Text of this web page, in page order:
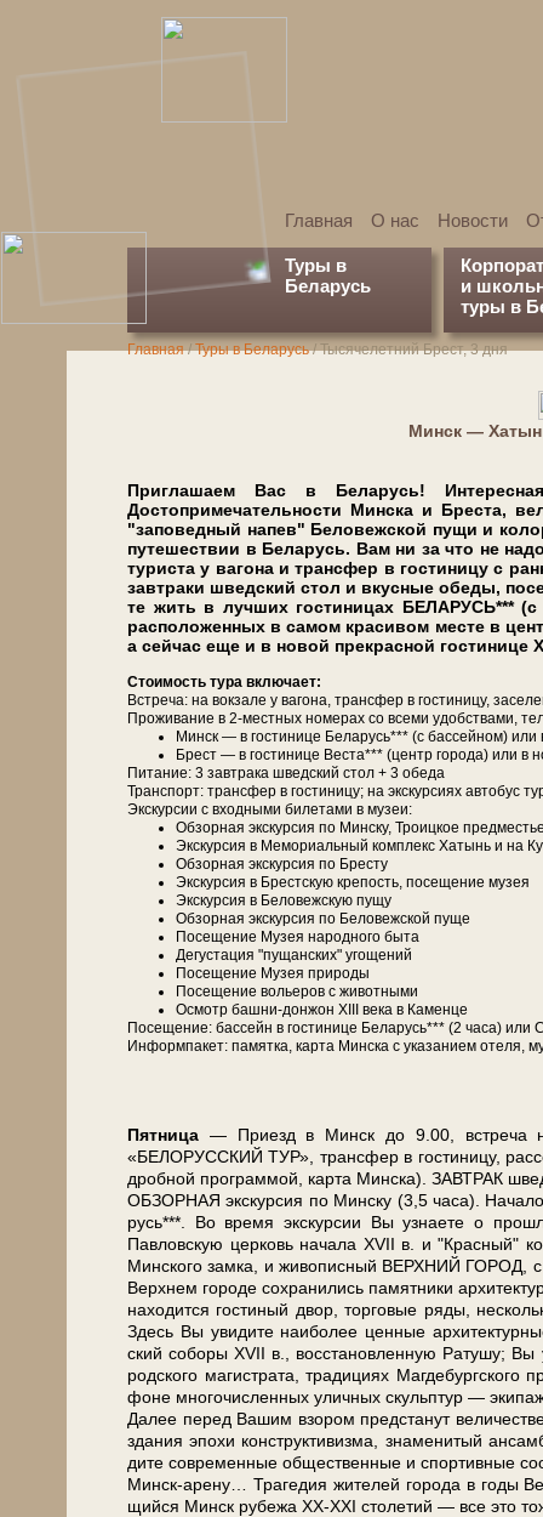
Главная О нас Новости
Туры в
Беларусь
и
туры в
Главная/Туры в Беларусь/Тысячелетний Брест, 3 дня
Минск —
Приглашаем Вас в Бе­ла­русь!
Достопримечательности Мин­ска и Бре­ста,
"заповедный на­пев" Бе­ло­веж­ской пу­щи и
пу­те­ше­ствии в Бе­ла­русь. Вам ни за что не
ту­ри­ста у ва­го­на и транс­фер в го­сти­ни­цу с
завтраки швед­ский стол и вкус­ные обе­ды,
те жить в луч­ших го­сти­ни­цах БЕЛАРУСЬ***
расположенных в самом красивом месте в
а сей­час еще и в но­вой прекрасной го­сти­ни­це
Сто­и­мость ту­ра вклю­ча­ет:
Встреча: на вок­за­ле у ва­го­на, транс­фер в го­сти­ни­цу,
Про­жи­ва­ние в 2-местных но­ме­рах со все­ми удоб­ства­ми,
Минск — в го­сти­ни­це Бе­ла­русь*** (с бас­сей­ном)
Брест — в го­сти­ни­це Веста*** (центр го­ро­да) или в
Питание: 3 зав­тра­ка швед­ский стол + 3 обе­да
Транс­порт: транс­фер в го­сти­ни­цу; на экс­кур­си­ях ав­то­бус
Экскурсии с вход­ны­ми би­ле­та­ми в му­зеи:
Об­зор­ная экскурсия по Мин­ску, Тро­иц­кое
Экс­кур­сия в Ме­мо­ри­аль­ный ком­плекс Ха­тынь и на
Об­зор­ная экскурсия по Бре­сту
Экс­кур­сия в Брестскую кре­пость, посещение му­зея
Экс­кур­сия в Бе­ло­веж­скую пу­щу
Об­зор­ная экскурсия по Бе­ло­веж­ской пуще
По­се­ще­ние Музея на­род­но­го бы­та
Де­гу­ста­ция "пущанских" угощений
По­се­ще­ние Музея при­ро­ды
По­се­ще­ние во­лье­ров с жи­вот­ны­ми
Осмотр башни-донжон ХІІІ ве­ка в Каменце
По­се­ще­ние: бас­сейн в го­сти­ни­це Бе­ла­русь*** (2 ча­са)
Ин­форм­па­кет: па­мят­ка, кар­та Мин­ска с ука­за­ни­ем оте­ля,
Пят­ни­ца — При­езд в Минск до 9.00, встре­ча
«БЕЛОРУССКИЙ ТУР», транс­фер в го­сти­ни­цу,
дроб­ной про­грам­мой, кар­та Мин­ска). ЗАВ­ТРАК
ОБЗОРНАЯ экскурсия по Мин­ску (3,5 ча­са).
русь***. Во вре­мя экс­кур­сии Вы узна­е­те о
Павловскую цер­ковь на­ча­ла ХVII в. и "Крас­ный"
Мин­ско­го зам­ка, и жи­во­пис­ный ВЕРХНИЙ ГОРОД, с
Верх­нем го­ро­де со­хра­ни­лись па­мят­ни­ки
на­хо­дит­ся го­сти­ный двор, тор­го­вые ря­ды,
Здесь Вы уви­ди­те наи­бо­лее цен­ные
ский со­бо­ры ХVII в., вос­ста­нов­лен­ную Ратушу;
род­ско­го ма­ги­стра­та, тра­ди­ци­ях
фо­не мно­го­чис­лен­ных улич­ных скульп­тур —
Да­лее пе­ред Ва­шим взо­ром пред­ста­нут
зда­ния эпо­хи кон­ст­рук­ти­виз­ма, зна­ме­ни­тый
ди­те со­вре­мен­ные об­ще­ствен­ные и спор­тив­ные
Минск-арену… Трагедия жи­те­лей го­ро­да в го­ды
щий­ся Минск ру­бе­жа ХХ-ХХI сто­ле­тий — все это